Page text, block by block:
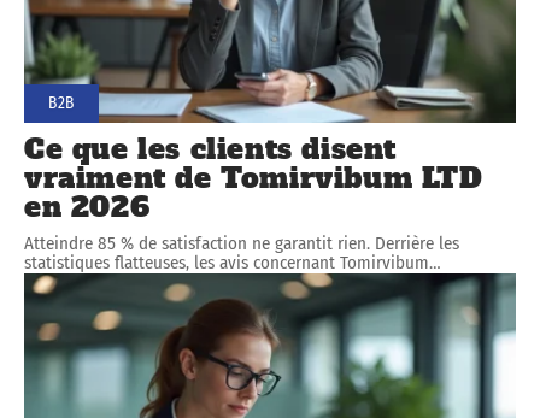
B2B
Ce que les clients disent
vraiment de Tomirvibum LTD
en 2026
Atteindre 85 % de satisfaction ne garantit rien. Derrière les
statistiques flatteuses, les avis concernant Tomirvibum…